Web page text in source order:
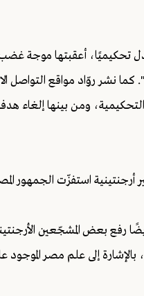
تحكيميًا، أعقبتها موجة
كما نشر روّاد مواقع
ومن بينها إلغاء هدف
المباراة بنتيجة 3-2، فإن جماهير أرجنتينية
رفع بعض المشجّعين
إلى علم مصر